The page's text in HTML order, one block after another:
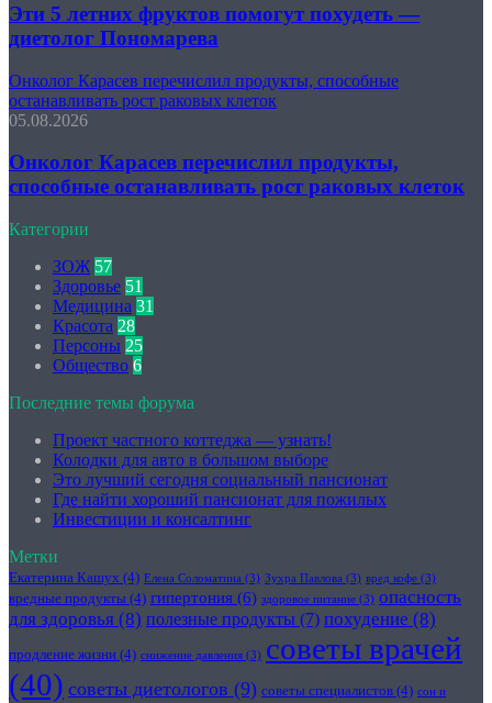
Эти 5 летних фруктов помогут похудеть —
диетолог Пономарева
Онколог Карасев перечислил продукты, способные
останавливать рост раковых клеток
05.08.2026
Онколог Карасев перечислил продукты,
способные останавливать рост раковых клеток
Категории
ЗОЖ 57
Здоровье 51
Медицина 31
Красота 28
Персоны 25
Общество 6
Последние темы форума
Проект частного коттеджа — узнать!
Колодки для авто в большом выборе
Это лучший сегодня социальный пансионат
Где найти хороший пансионат для пожилых
Инвестиции и консалтинг
Метки
Екатерина Кашух (4) Елена Соломатина (3) Зухра Павлова (3) вред кофе (3)
вредные продукты (4) гипертония (6) здоровое питание (3) опасность
для здоровья (8) полезные продукты (7) похудение (8)
продление жизни (4) снижение давления (3) советы врачей
(40) советы диетологов (9) советы специалистов (4) сон и